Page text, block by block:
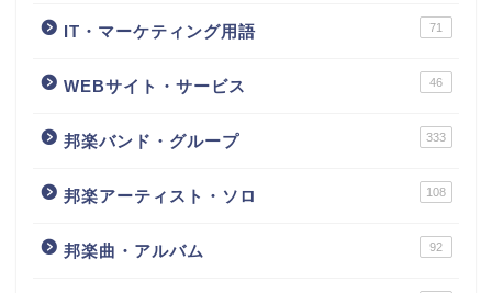
IT・マーケティング用語 71
WEBサイト・サービス 46
邦楽バンド・グループ 333
邦楽アーティスト・ソロ 108
邦楽曲・アルバム 92